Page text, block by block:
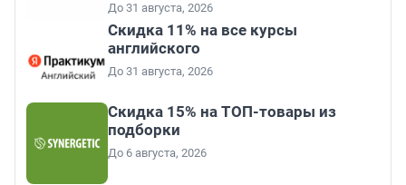
До 31 августа, 2026
Скидка 11% на все курсы
английского
До 31 августа, 2026
Скидка 15% на ТОП-товары из
подборки
До 6 августа, 2026